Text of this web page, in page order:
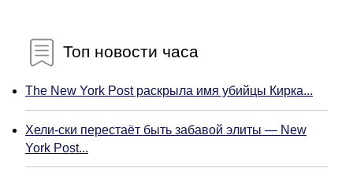
Топ новости часа
The New York Post раскрыла имя убийцы Кирка...
Хели-ски перестаёт быть забавой элиты — New
York Post...